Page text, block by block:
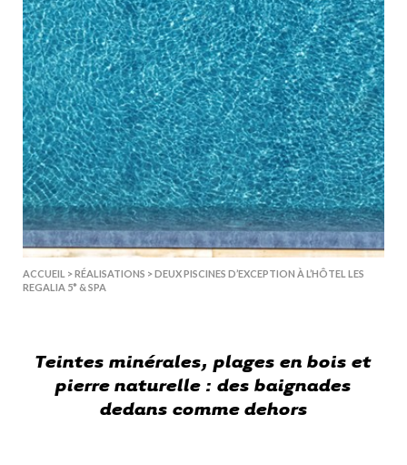
ACCUEIL >RÉALISATIONS >DEUX PISCINES D’EXCEPTION À L’HÔTEL LES
REGALIA 5* & SPA
Teintes minérales, plages en bois et
pierre naturelle : des baignades
dedans comme dehors